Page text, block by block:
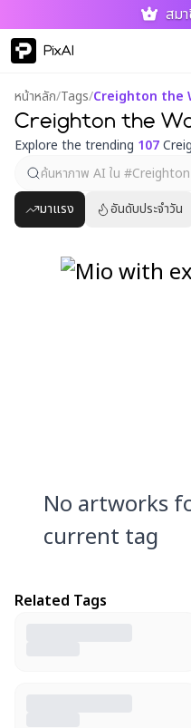
สม
PixAI
หน้าหลัก/Tags/Creighton the
Creighton the
Explore the trending 107
มาแรง อันดับประจำวัน
No artworks
current tag
Related Tags